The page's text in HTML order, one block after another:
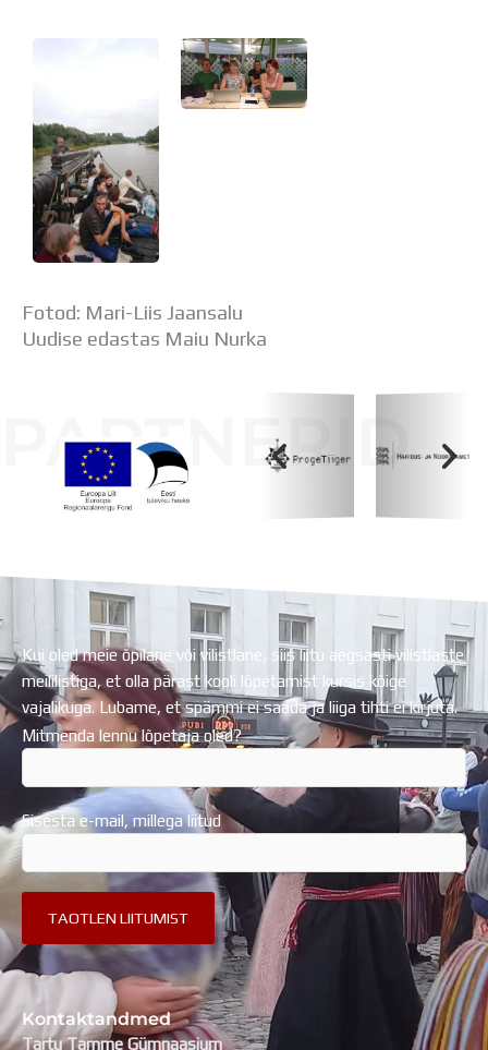
Fotod: Mari-Liis Jaansalu
Uudise edastas Maiu Nurka
PARTNERID
Kui oled meie õpilane või vilistlane, siis liitu aegsasti vilistlaste
meililistiga, et olla pärast kooli lõpetamist kursis kõige
vajalikuga. Lubame, et spämmi ei saada ja liiga tihti ei kirjuta.
Mitmenda lennu lõpetaja oled?
Sisesta e-mail, millega liitud
Kontaktandmed
Tartu Tamme Gümnaasium